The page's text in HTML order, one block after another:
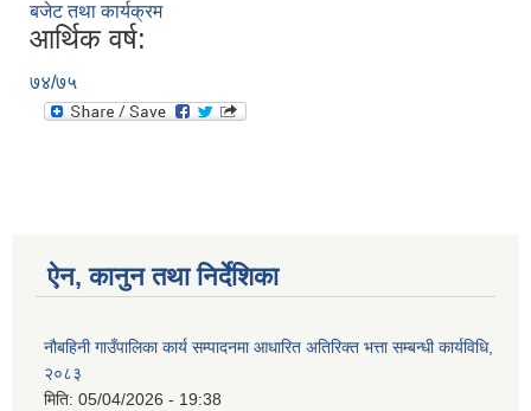
बजेट तथा कार्यक्रम
आर्थिक वर्ष:
७४/७५
ऐन, कानुन तथा निर्देशिका
नौबहिनी गाउँपालिका कार्य सम्पादनमा आधारित अतिरिक्त भत्ता सम्बन्धी कार्यविधि,
२०८३
मिति: 05/04/2026 - 19:38